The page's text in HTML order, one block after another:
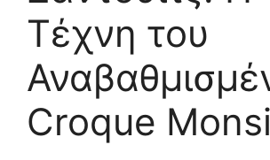
Τέχνη του
Croque